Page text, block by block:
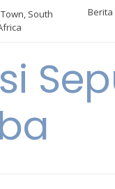
South
Berita